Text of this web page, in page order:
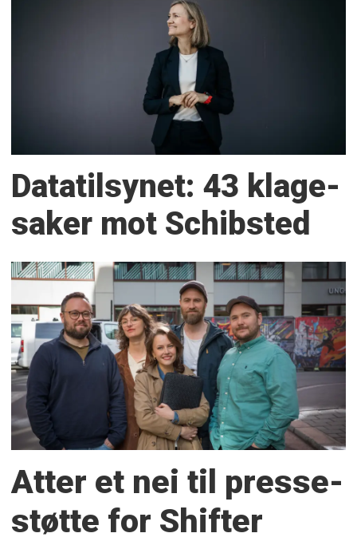
Datatilsynet: 43 klage­
saker mot Schibsted
Atter et nei til presse­
støtte for Shifter